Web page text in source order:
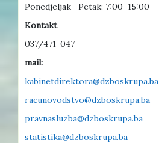
Ponedjeljak—Petak: 7:00–15:00
Kontakt
037/471-047
mail:
kabinetdirektora@dzboskrupa.ba
racunovodstvo@dzboskrupa.ba
pravnasluzba@dzboskrupa.ba
statistika@dzboskrupa.ba